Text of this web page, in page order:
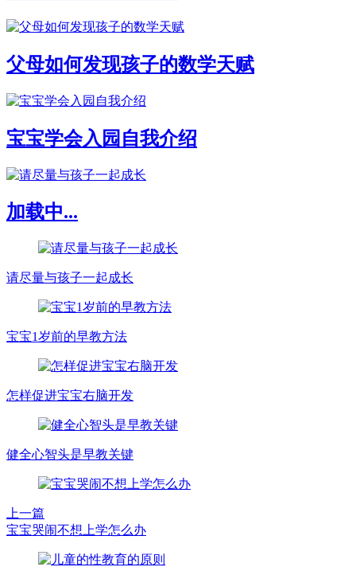
父母如何发现孩子的数学天赋
宝宝学会入园自我介绍
加载中...
请尽量与孩子一起成长
宝宝1岁前的早教方法
怎样促进宝宝右脑开发
健全心智头是早教关键
上一篇
宝宝哭闹不想上学怎么办